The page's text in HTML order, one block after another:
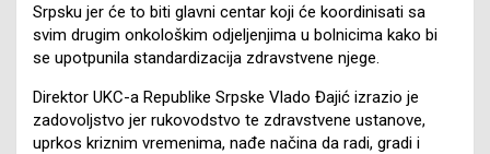
Srpsku jer će to biti glavni centar koji će koordinisati sa
svim drugim onkološkim odjeljenjima u bolnicima kako bi
se upotpunila standardizacija zdravstvene njege.
Direktor UKC-a Republike Srpske Vlado Đajić izrazio je
zadovoljstvo jer rukovodstvo te zdravstvene ustanove,
uprkos kriznim vremenima, nađe načina da radi, gradi i